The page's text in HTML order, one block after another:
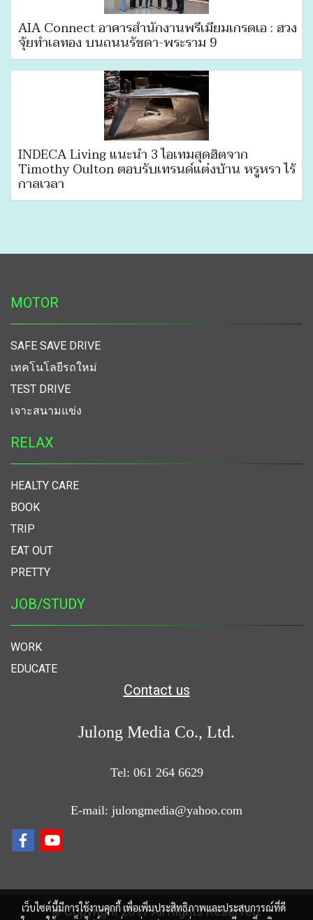
AIA Connect อาคารสำนักงานพรีเมียมเกรดเอ : ฮวง
จุ้ยทําเลทอง บนถนนรัชดา-พระราม 9
INDECA Living แนะนำ 3 ไอเทมสุดฮิตจาก
Timothy Oulton ตอบรับเทรนด์แต่งบ้าน หรูหรา ไร้
กาลเวลา
MOTOR
SAFE SAVE DRIVE
เทคโนโลยีรถใหม่
TEST DRIVE
เจาะสนามแข่ง
RELAX
HEALTY CARE
BOOK
TRIP
EAT OUT
PRETTY
JOB/STUDY
WORK
EDUCATE
Contact us
Julong Media Co., Ltd.
Tel: 061 264 6629
E-mail: julongmedia@yahoo.com
© Copyright 2017 All Rights Reserved.
เว็บไซต์นี้มีการใช้งานคุกกี้ เพื่อเพิ่มประสิทธิภาพและประสบการณ์ที่ดี